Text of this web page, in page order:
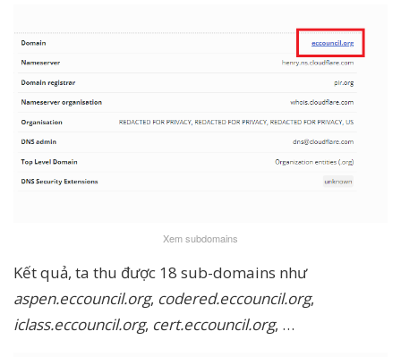
Xem subdomains
Kết quả, ta thu được 18 sub-domains như
aspen.eccouncil.org, codered.eccouncil.org,
iclass.eccouncil.org, cert.eccouncil.org, …